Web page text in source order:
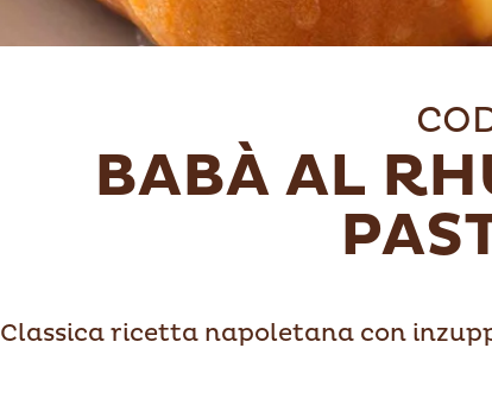
BABÀ AL
Classica ricetta napoletana con